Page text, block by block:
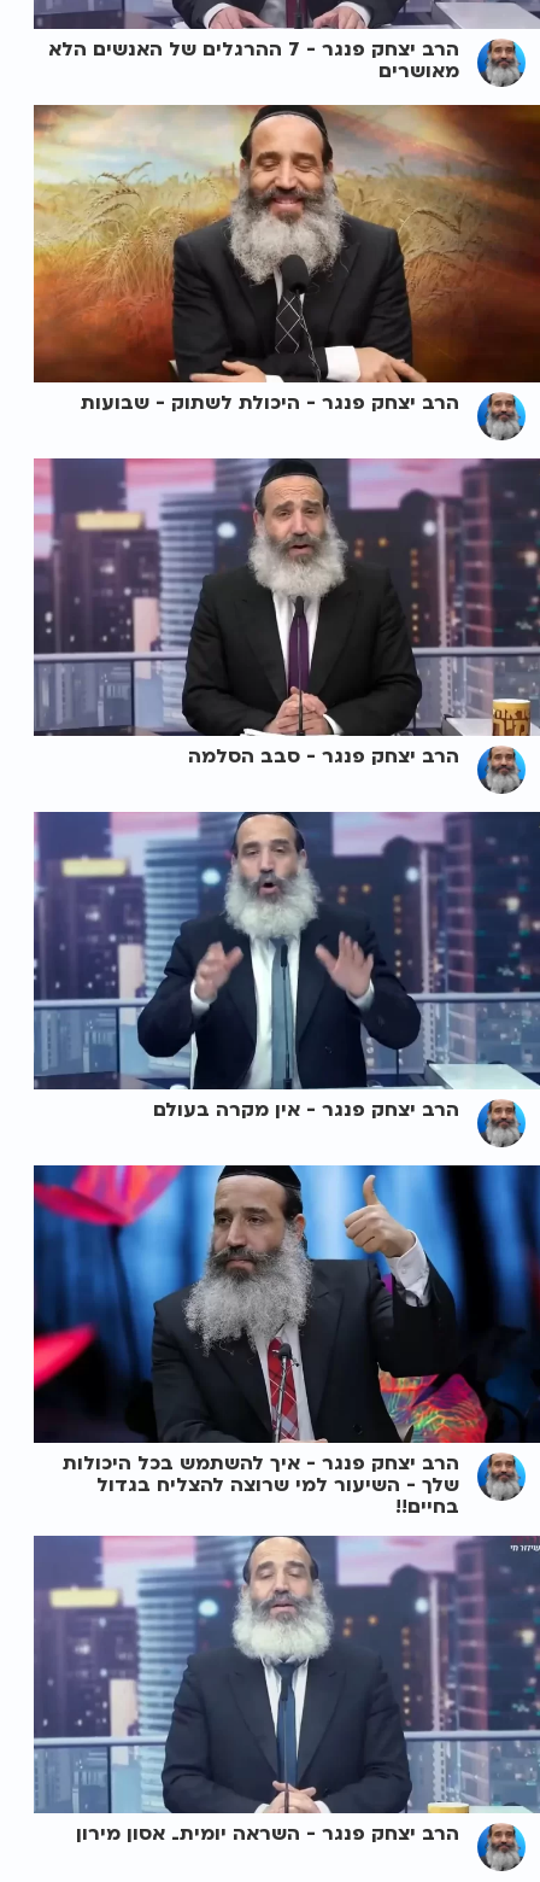
הרב יצחק פנגר - 7 ההרגלים של האנשים הלא
מאושרים
הרב יצחק פנגר - היכולת לשתוק - שבועות
הרב יצחק פנגר - סבב הסלמה
הרב יצחק פנגר - אין מקרה בעולם
הרב יצחק פנגר - איך להשתמש בכל היכולות
שלך - השיעור למי שרוצה להצליח בגדול
בחיים!!
הרב יצחק פנגר - השראה יומית_ אסון מירון